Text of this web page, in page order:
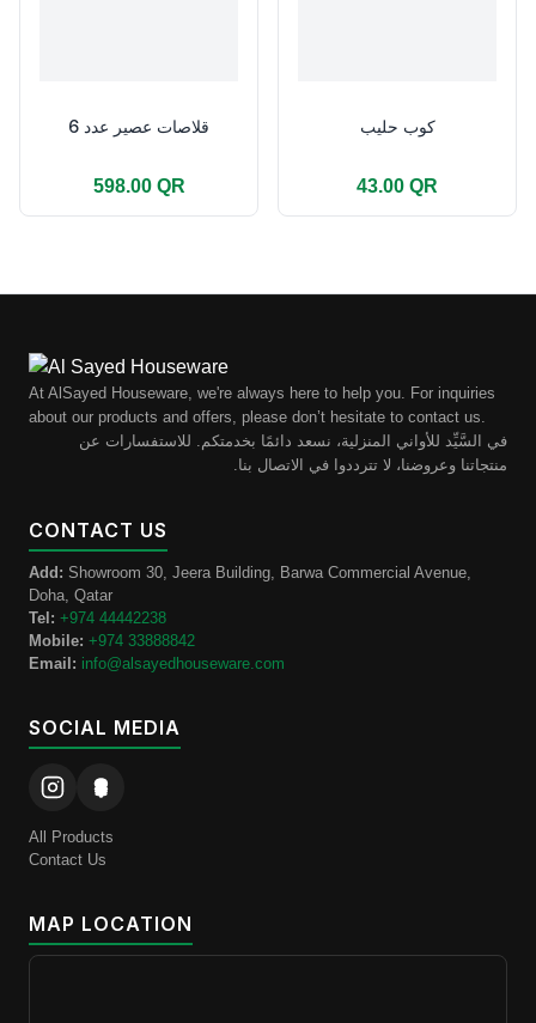
قلاصات عصير عدد 6
598.00 QR
كوب حليب
43.00 QR
At AlSayed Houseware, we're always here to help you. For inquiries
about our products and offers, please don’t hesitate to contact us.
في السَّيِّد للأواني المنزلية، نسعد دائمًا بخدمتكم. للاستفسارات عن
منتجاتنا وعروضنا، لا تترددوا في الاتصال بنا.
CONTACT US
Add: Showroom 30, Jeera Building, Barwa Commercial Avenue,
Doha, Qatar
Tel: +974 44442238
Mobile: +974 33888842
Email: info@alsayedhouseware.com
SOCIAL MEDIA
All Products
Contact Us
MAP LOCATION